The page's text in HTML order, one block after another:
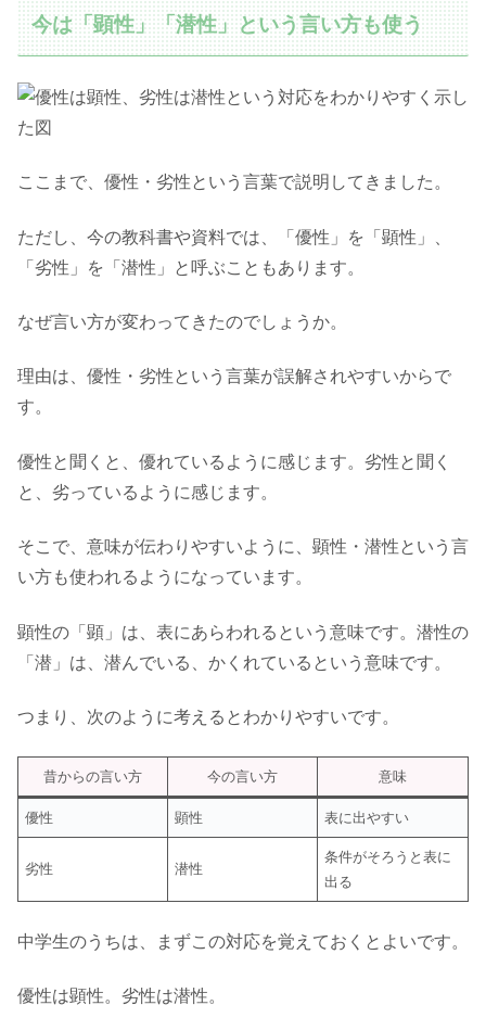
今は「顕性」「潜性」という言い方も使う
ここまで、優性・劣性という言葉で説明してきました。
ただし、今の教科書や資料では、「優性」を「顕性」、
「劣性」を「潜性」と呼ぶこともあります。
なぜ言い方が変わってきたのでしょうか。
理由は、優性・劣性という言葉が誤解されやすいからで
す。
優性と聞くと、優れているように感じます。劣性と聞く
と、劣っているように感じます。
そこで、意味が伝わりやすいように、顕性・潜性という言
い方も使われるようになっています。
顕性の「顕」は、表にあらわれるという意味です。潜性の
「潜」は、潜んでいる、かくれているという意味です。
つまり、次のように考えるとわかりやすいです。
昔からの言い方 今の言い方 意味
優性 顕性 表に出やすい
劣性 潜性
条件がそろうと表に
出る
中学生のうちは、まずこの対応を覚えておくとよいです。
優性は顕性。劣性は潜性。